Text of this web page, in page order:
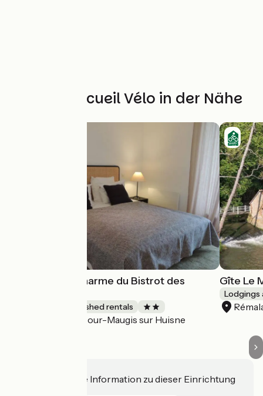
Weitere Accueil Vélo in der Nähe
Petit Gite de Charme du Bistrot des
Lodgings and furnished rentals
Cour-Maugis sur Huisne
Gîte Le
Lodgings
Haben Sie eine Information zu dieser Einrichtung